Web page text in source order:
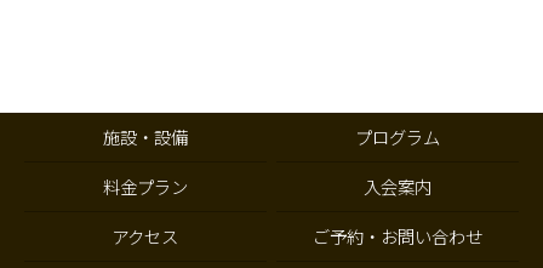
施設・設備
プログラム
料金プラン
入会案内
アクセス
ご予約・お問い合わせ